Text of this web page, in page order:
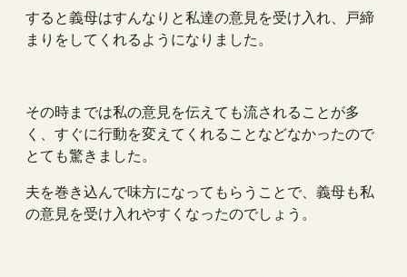
すると義母はすんなりと私達の意見を受け入れ、戸締
まりをしてくれるようになりました。
その時までは私の意見を伝えても流されることが多
く、すぐに行動を変えてくれることなどなかったので
とても驚きました。
夫を巻き込んで味方になってもらうことで、義母も私
の意見を受け入れやすくなったのでしょう。